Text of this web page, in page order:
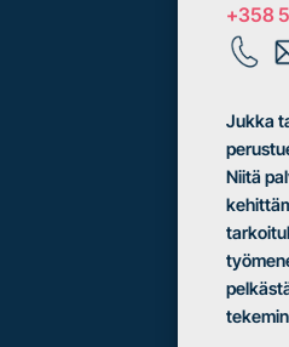
+358
Jukka
Niitä